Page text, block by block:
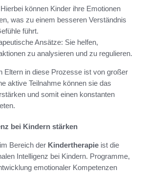
können Kinder ihre Emotionen
was zu einem besseren Verständnis
führt.
Ansätze: Sie helfen,
zu analysieren und zu regulieren.
Eltern in diese Prozesse ist von großer
aktive Teilnahme können sie das
und somit einen konstanten
bei Kindern stärken
Bereich der Kindertherapie ist die
Intelligenz bei Kindern. Programme,
emotionaler Kompetenzen